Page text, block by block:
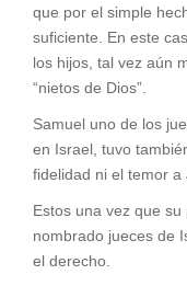
que por el simple
suficiente. En este
los hijos, tal vez aún
“nietos de Dios”.
Samuel uno de los
en Israel, tuvo
fidelidad ni el temor a
Estos una vez que
nombrado jueces de
el derecho.